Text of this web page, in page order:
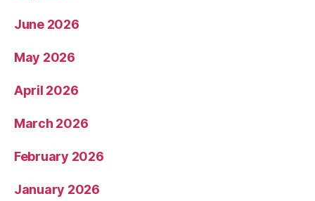
June 2026
May 2026
April 2026
March 2026
February 2026
January 2026